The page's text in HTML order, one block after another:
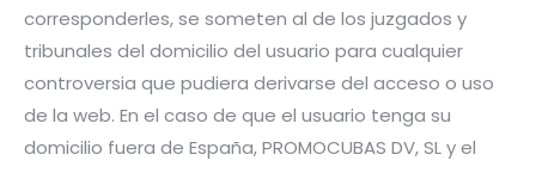
corresponderles, se someten al de los juzgados y
tribunales del domicilio del usuario para cualquier
controversia que pudiera derivarse del acceso o uso
de la web. En el caso de que el usuario tenga su
domicilio fuera de España, PROMOCUBAS DV, SL y el